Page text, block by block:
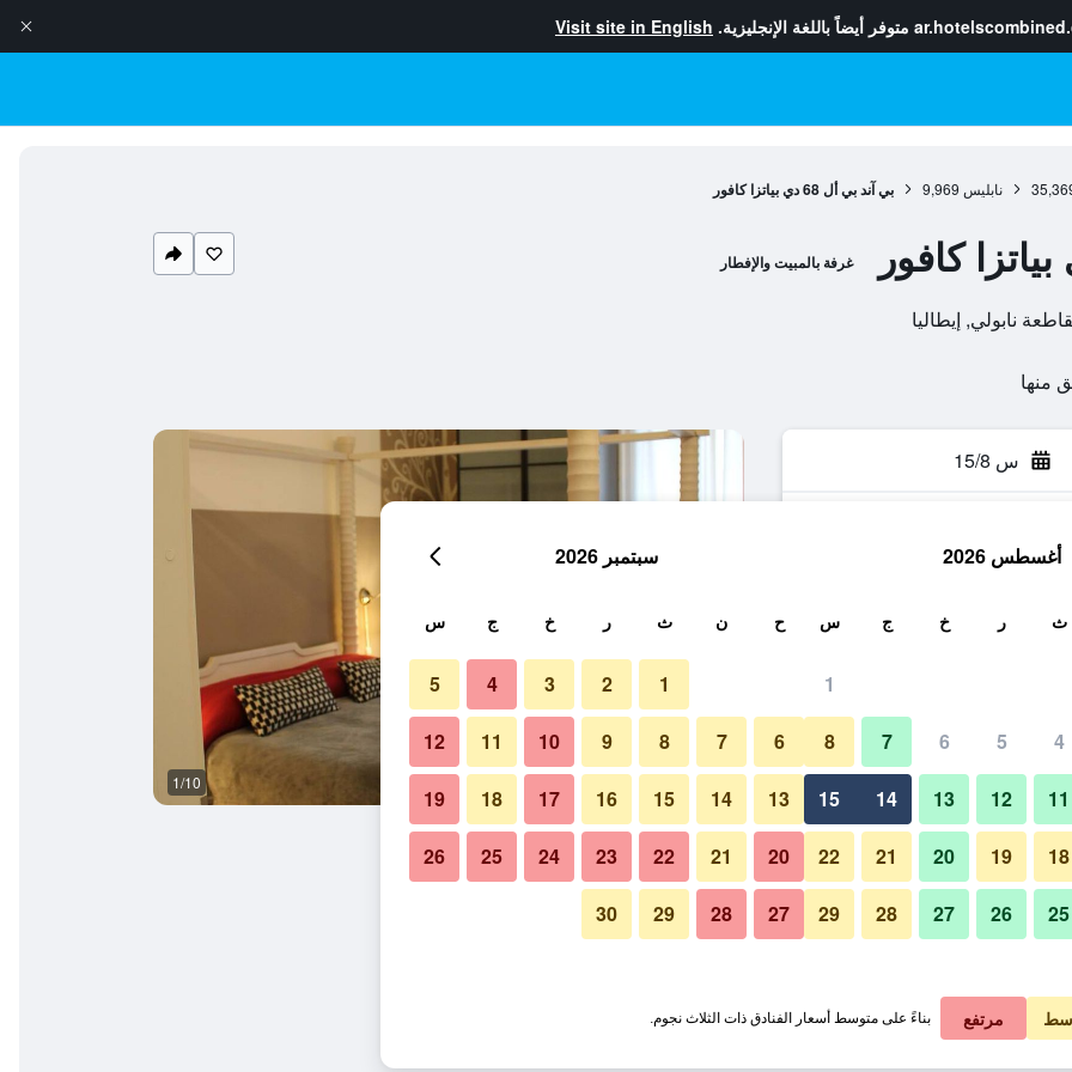
متوفر أيضاً باللغة الإنجليزية. Visit site in English
نابليس 9,969 بي آند بي أل 68 دي بياتزا كافور
غرفة بالمبيت والإفطار
س 15/8
في الليلة
﷼ عرض الصفقة
غرفة نوم 1/10
صور لـ بي آند بي أل 68 دي بياتزا كافور
أغسطس 2026
ث ر خ ج س
1
4
5
6
7
8
11
12
13
14
15
18
19
20
21
22
25
26
27
28
29
سبتمبر 2026
ح ن ث ر خ ج س
1
2
3
4
5
6
7
8
9
10
11
12
13
14
15
16
17
18
19
20
21
22
23
24
25
26
27
28
29
30
مرتفع بناءً على متوسط أسعار الفنادق ذات الثلاث نجوم.